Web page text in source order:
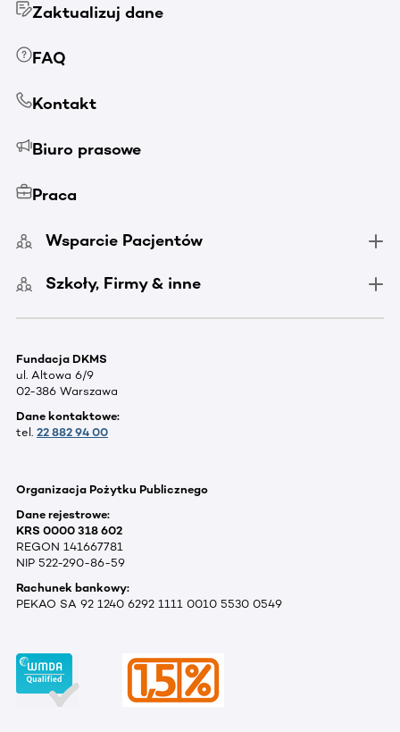
Zaktualizuj dane
FAQ
Kontakt
Biuro prasowe
Praca
Wsparcie Pacjentów
Szkoły, Firmy & inne
Fundacja DKMS
ul. Altowa 6/9
02-386 Warszawa
Dane kontaktowe:
tel. 22 882 94 00
Organizacja Pożytku Publicznego
Dane rejestrowe:
KRS 0000 318 602
REGON 141667781
NIP 522-290-86-59
Rachunek bankowy:
PEKAO SA 92 1240 6292 1111 0010 5530 0549